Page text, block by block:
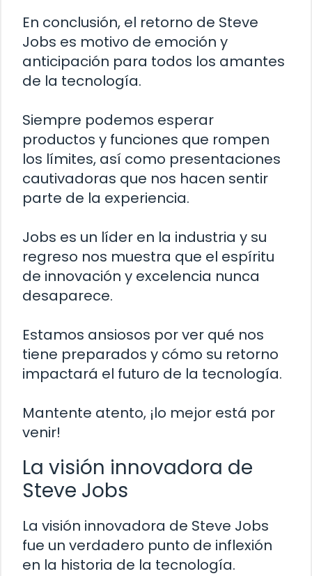
En conclusión, el retorno de Steve
Jobs es motivo de emoción y
anticipación para todos los amantes
de la tecnología.
Siempre podemos esperar
productos y funciones que rompen
los límites, así como presentaciones
cautivadoras que nos hacen sentir
parte de la experiencia.
Jobs es un líder en la industria y su
regreso nos muestra que el espíritu
de innovación y excelencia nunca
desaparece.
Estamos ansiosos por ver qué nos
tiene preparados y cómo su retorno
impactará el futuro de la tecnología.
Mantente atento, ¡lo mejor está por
venir!
La visión innovadora de
Steve Jobs
La visión innovadora de Steve Jobs
fue un verdadero punto de inflexión
en la historia de la tecnología.